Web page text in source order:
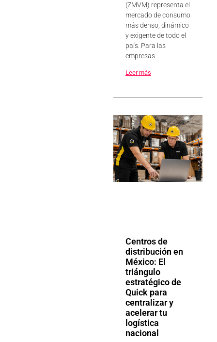
(ZMVM) representa el
mercado de consumo
más denso, dinámico
y exigente de todo el
país. Para las
empresas
Leer más
Centros de
distribución en
México: El
triángulo
estratégico de
Quick para
centralizar y
acelerar tu
logística
nacional